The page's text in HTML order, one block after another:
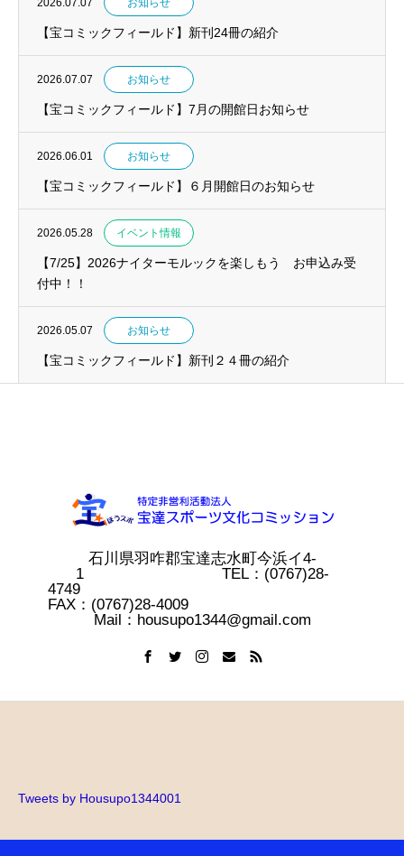
2026.07.07 お知らせ
【宝コミックフィールド】新刊24冊の紹介
2026.07.07 お知らせ
【宝コミックフィールド】7月の開館日お知らせ
2026.06.01 お知らせ
【宝コミックフィールド】６月開館日のお知らせ
2026.05.28 イベント情報
【7/25】2026ナイターモルックを楽しもう お申込み受
付中！！
2026.05.07 お知らせ
【宝コミックフィールド】新刊２４冊の紹介
石川県羽咋郡宝達志水町今浜イ4-
1 TEL：(0767)28-
4749
FAX：(0767)28-4009
Mail：housupo1344@gmail.com
Tweets by Housupo1344001